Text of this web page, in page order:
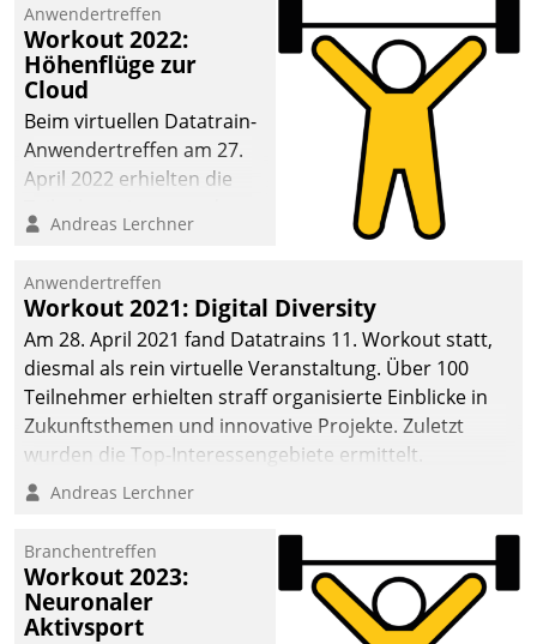
Mammutprojekte
meistern und Workloads
wuppen – bei zunehmend
anspruchsvollen
Aufgaben und
abnehmendem
Anwendertreffen
Workout 2022:
Höhenflüge zur
Cloud
Beim virtuellen Datatrain-
Anwendertreffen am 27.
April 2022 erhielten die
Teilnehmer kurzweilige
Cloud-Strategien und -
Lösungen mit hohem
Zukunftspotenzial.
Andreas Lerchner
Anwendertreffen
Workout 2021: Digital Diversity
Am 28. April 2021 fand Datatrains 11. Workout statt,
diesmal als rein virtuelle Veranstaltung. Über 100
Teilnehmer erhielten straff organisierte Einblicke in
Zukunftsthemen und innovative Projekte. Zuletzt
wurden die Top-Interessengebiete ermittelt.
Andreas Lerchner
Branchentreffen
Workout 2023:
Neuronaler
Aktivsport